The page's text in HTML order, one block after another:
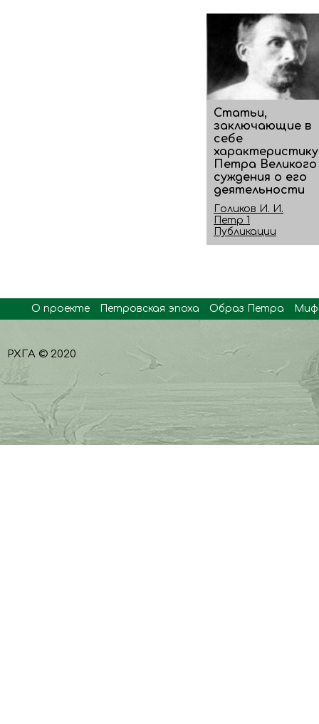
Статьи,
заключающие в
себе
характеристику
Петра Великого
суждения о его
деятельности
Голиков И. И.
Петр 1
Публикации
О проекте Петровская эпоха Образ Петра
РХГА © 2020